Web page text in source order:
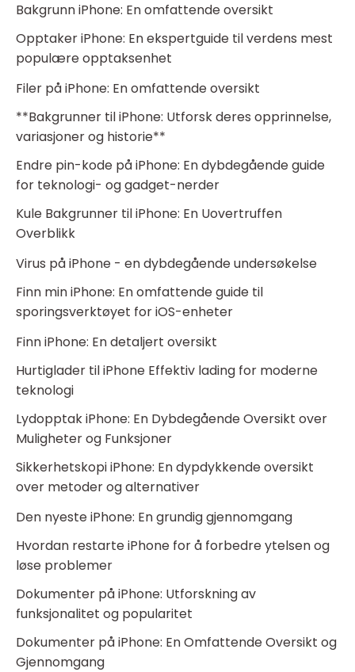
Bakgrunn iPhone: En omfattende oversikt
Opptaker iPhone: En ekspertguide til verdens mest
populære opptaksenhet
Filer på iPhone: En omfattende oversikt
**Bakgrunner til iPhone: Utforsk deres opprinnelse,
variasjoner og historie**
Endre pin-kode på iPhone: En dybdegående guide
for teknologi- og gadget-nerder
Kule Bakgrunner til iPhone: En Uovertruffen
Overblikk
Virus på iPhone - en dybdegående undersøkelse
Finn min iPhone: En omfattende guide til
sporingsverktøyet for iOS-enheter
Finn iPhone: En detaljert oversikt
Hurtiglader til iPhone Effektiv lading for moderne
teknologi
Lydopptak iPhone: En Dybdegående Oversikt over
Muligheter og Funksjoner
Sikkerhetskopi iPhone: En dypdykkende oversikt
over metoder og alternativer
Den nyeste iPhone: En grundig gjennomgang
Hvordan restarte iPhone for å forbedre ytelsen og
løse problemer
Dokumenter på iPhone: Utforskning av
funksjonalitet og popularitet
Dokumenter på iPhone: En Omfattende Oversikt og
Gjennomgang